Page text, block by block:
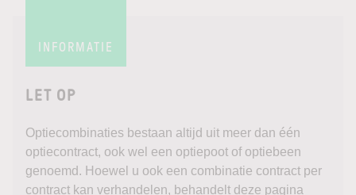
INFORMATIE
LET OP
Optiecombinaties bestaan ​​altijd uit meer dan één
optiecontract, ook wel een optiepoot of optiebeen
genoemd. Hoewel u ook een combinatie contract per
contract kan verhandelen, behandelt deze pagina